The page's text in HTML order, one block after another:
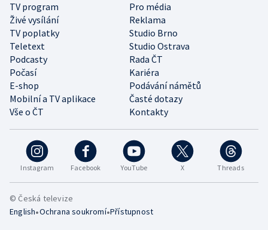
Instagram Facebook YouTube X Threads
TV program
Pro média
Živé vysílání
Reklama
TV poplatky
Studio Brno
Teletext
Studio Ostrava
Podcasty
Rada ČT
Počasí
Kariéra
E-shop
Podávání námětů
Mobilní a TV aplikace
Časté dotazy
Vše o ČT
Kontakty
© Česká televize
English•Ochrana soukromí•Přístupnost